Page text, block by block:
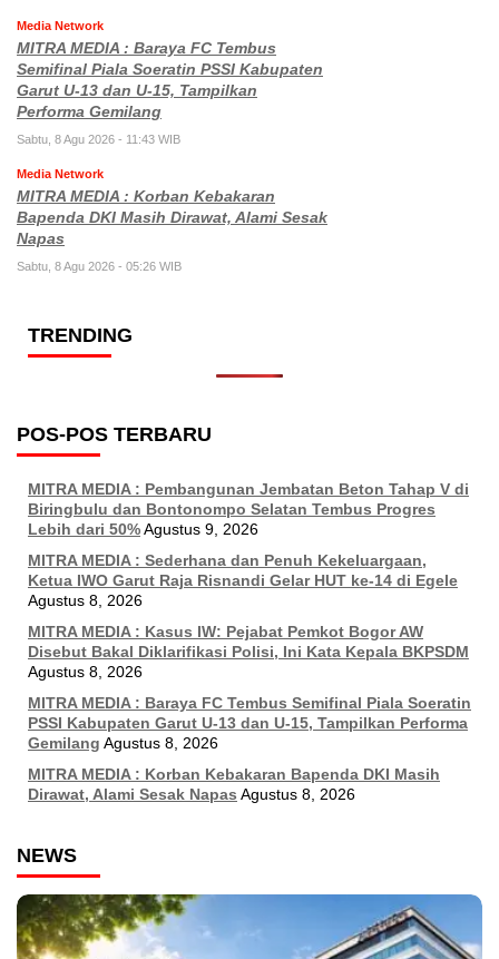
Media Network
MITRA MEDIA : Baraya FC Tembus
Semifinal Piala Soeratin PSSI Kabupaten
Garut U-13 dan U-15, Tampilkan
Performa Gemilang
Sabtu, 8 Agu 2026 - 11:43 WIB
Media Network
MITRA MEDIA : Korban Kebakaran
Bapenda DKI Masih Dirawat, Alami Sesak
Napas
Sabtu, 8 Agu 2026 - 05:26 WIB
TRENDING
POS-POS TERBARU
MITRA MEDIA : Pembangunan Jembatan Beton Tahap V di
Biringbulu dan Bontonompo Selatan Tembus Progres
Lebih dari 50%Agustus 9, 2026
MITRA MEDIA : Sederhana dan Penuh Kekeluargaan,
Ketua IWO Garut Raja Risnandi Gelar HUT ke-14 di Egele
Agustus 8, 2026
MITRA MEDIA : Kasus IW: Pejabat Pemkot Bogor AW
Disebut Bakal Diklarifikasi Polisi, Ini Kata Kepala BKPSDM
Agustus 8, 2026
MITRA MEDIA : Baraya FC Tembus Semifinal Piala Soeratin
PSSI Kabupaten Garut U-13 dan U-15, Tampilkan Performa
Gemilang Agustus 8, 2026
MITRA MEDIA : Korban Kebakaran Bapenda DKI Masih
Dirawat, Alami Sesak Napas Agustus 8, 2026
NEWS